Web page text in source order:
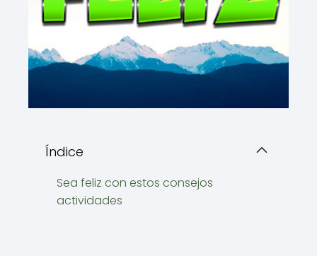
Índice
Sea feliz con estos consejos
actividades